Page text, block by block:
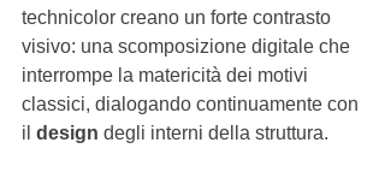
technicolor creano un forte contrasto
visivo: una scomposizione digitale che
interrompe la matericità dei motivi
classici, dialogando continuamente con
il design degli interni della struttura.